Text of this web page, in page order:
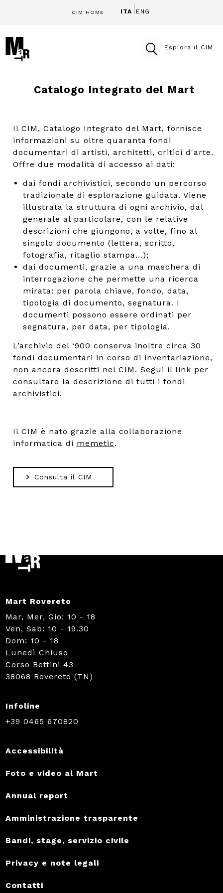
CIM HOME ITA ENG
Esplora il CIM
Catalogo Integrato del Mart
Il CIM, Catalogo Integrato del Mart, fornisce
informazioni su oltre quaranta fondi
documentari di artisti, architetti, critici d'arte.
Offre due modalità di accesso ai dati:
dai fondi archivistici, secondo un percorso
tradizionale di esplorazione guidata. Viene
illustrata la struttura di ogni archivio, dal
generale al particolare, con le relative
descrizioni che giungono, a volte, fino al
singolo documento (lettera, scritto,
fotografia, ritaglio stampa...);
dai documenti, grazie a una maschera di
interrogazione che permette una ricerca
mirata: per parola chiave, fondo, data,
tipologia di documento, segnatura. I
documenti possono essere ordinati per
segnatura, per data, per tipologia.
L’archivio del ‘900 conserva inoltre circa 30
fondi documentari in corso di inventariazione,
non ancora descritti nel CIM. Segui il link per
consultare la descrizione di tutti i fondi
archivistici.
Il CIM è nato grazie alla collaborazione
informatica di memetic.
Consulta il CIM
Mart Rovereto
Mar, Mer, Gio: 10 - 18
Ven, Sab: 10 - 19.30
Dom: 10 - 18
Lunedì Chiuso
Corso Bettini 43
38068 Rovereto (TN)
Infoline
+39 0465 670820
Accessibilità
Foto e video al Mart
Annual report
Amministrazione trasparente
Bandi, stage, servizio civile
Privacy e note legali
Contatti